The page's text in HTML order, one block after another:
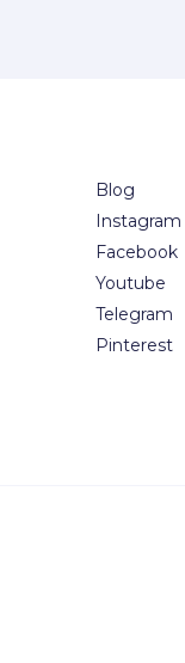
Blog
Instagram
Facebook
Youtube
Telegram
Pinterest